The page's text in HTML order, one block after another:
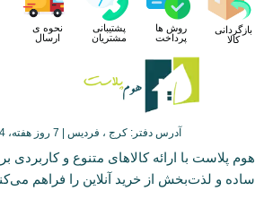
بازگردانی
کالا
روش ها
پرداخت
پشتیبانی
مشتریان
نحوه ی
ارسال
آدرس دفتر: کرج ، فردیس | 7 روز هفته، 24 ساعته
هوم پلاست با ارائه کالاهای متنوع و کاربردی
ساده و لذت‌بخش از خرید آنلاین را فراهم